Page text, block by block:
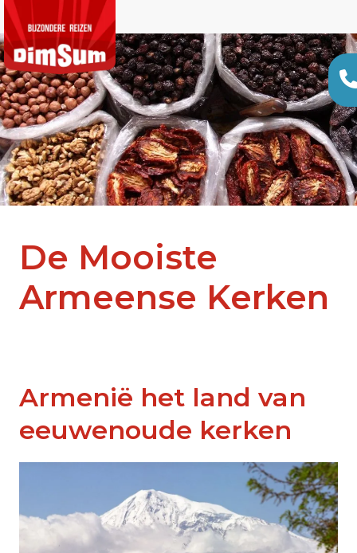
De Mooiste
Armeense Kerken
Armenië het land van
eeuwenoude kerken